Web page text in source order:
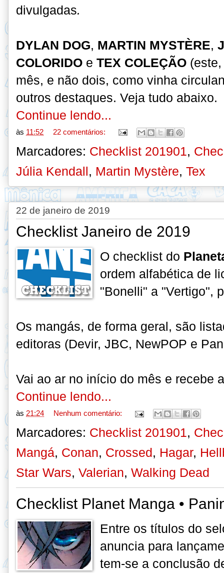
divulgadas.
DYLAN DOG, MARTIN MYSTÈRE,
COLORIDO e TEX COLEÇÃO
mês, e não dois, como vinha
outros destaques. Veja tudo abaixo.
Continue lendo...
às 11:52 22 comentários:
Marcadores: Checklist 201901,
Júlia Kendall, Martin Mystère, Tex
22 de janeiro de 2019
Checklist Janeiro de 2019
O checklist do
ordem alfabética de
"Bonelli" a "Vertigo",
Os mangás, de forma geral, são
editoras (Devir, JBC, NewPOP e
Vai ao ar no início do mês e recebe
Continue lendo...
às 21:24 Nenhum comentário:
Marcadores: Checklist 201901,
Mangá, Conan, Crossed, Hagar,
Star Wars, Valerian, Walking Dead
Checklist Planet Manga •
Entre os títulos do
anuncia para
tem-se a conclusão